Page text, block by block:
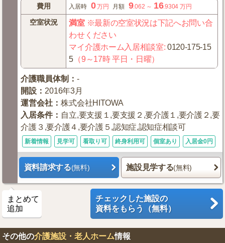
費用 入居時 0万円 月額 9.062 ～ 16.9304 万円
空室状況 満室※最新の空室状況は下記へお問い合
わせください
マイ介護ホーム入居相談室:0120-175-15
5 （9～17時 平日・日曜）
介護職員体制 ：-
開設 ： 2016年3月
運営会社 ：株式会社HITOWA
入居条件： 自立,要支援１,要支援２,要介護１,要介護２,要
介護３,要介護４,要介護５,認知症,認知症相談可
新着情報 見学可 看取り可 終身利用可 個室あり 入居金0円
資料請求する(無料) 施設見学する(無料)
まとめて
追加
チェックした施設の
資料をもらう（無料）
その他の介護施設・老人ホーム情報